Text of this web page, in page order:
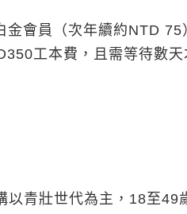
會員（次年續約NTD 75
工本費，且需等待數天
青壯世代為主，18至49